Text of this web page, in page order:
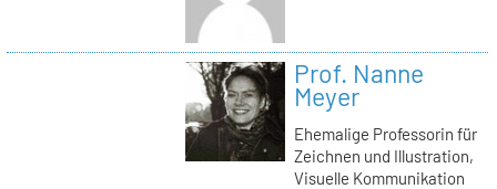
Prof. Nanne
Meyer
Ehemalige Professorin für
Zeichnen und Illustration,
Visuelle Kommunikation